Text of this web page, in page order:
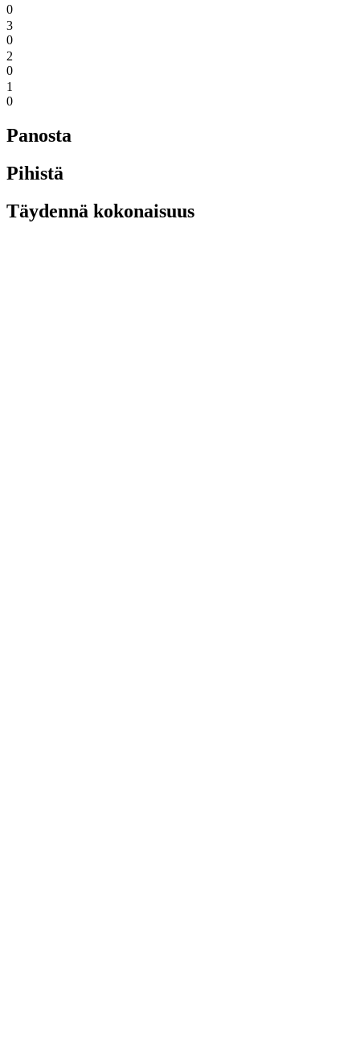
0
3
0
2
0
1
0
Panosta
Pihistä
Täydennä kokonaisuus